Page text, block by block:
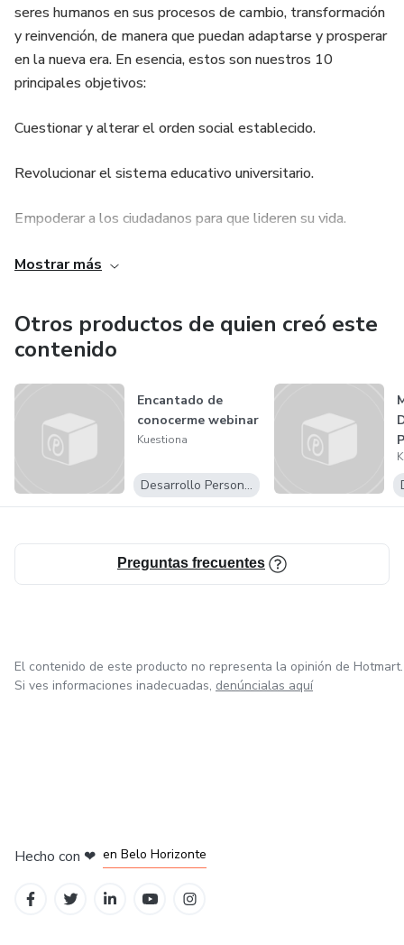
Eres terapeuta de pareja y deseas recibir formación
complementaria.
seres humanos en sus procesos de cambio, transformación
y reinvención, de manera que puedan adaptarse y prosperar
en la nueva era. En esencia, estos son nuestros 10
principales objetivos:
Cuestionar y alterar el orden social establecido.
Revolucionar el sistema educativo universitario.
Empoderar a los ciudadanos para que lideren su vida.
Democratizar el autoconocimiento y la sabiduría.
Acompañar a las personas para que aprendan a ser felices.
Promover la libertad de pensamiento en la sociedad.
Fomentar el despertar de la consciencia y la espiritualidad.
Posibilitar que las personas descubran su propósito de
vida.
Hacer de puente entre el viejo y el nuevo paradigma.
Mostrar más
Otros productos de quien creó este
contenido
Encantado de
conocerme webinar
Kuestiona
Desarrollo Personal
Preguntas frecuentes
El contenido de este producto no representa la opinión de Hotmart.
Si ves informaciones inadecuadas, denúncialas aquí
Hecho con ❤ en Belo Horizonte